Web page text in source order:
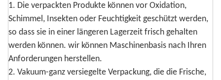
1. Die verpackten Produkte können vor Oxidation,
Schimmel, Insekten oder Feuchtigkeit geschützt werden,
so dass sie in einer längeren Lagerzeit frisch gehalten
werden können. wir können Maschinenbasis nach Ihren
Anforderungen herstellen.
2. Vakuum-ganz versiegelte Verpackung, die die Frische,